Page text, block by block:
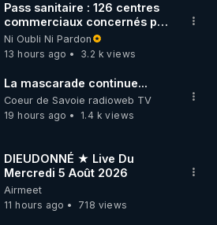
Pass sanitaire : 126 centres
commerciaux concernés par
l'obligation dans toute la
France
Ni Oubli Ni Pardon
13 hours ago
3.2 k views
La mascarade continue...
Coeur de Savoie radioweb TV
19 hours ago
1.4 k views
DIEUDONNÉ ★ Live Du
Mercredi 5 Août 2026
Airmeet
11 hours ago
718 views